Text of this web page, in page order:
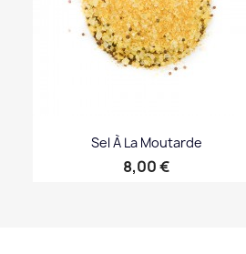
Sel À La Moutarde
Prix
8,00 €